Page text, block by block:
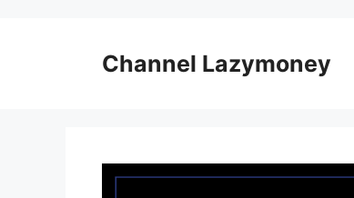
Channel Lazymoney